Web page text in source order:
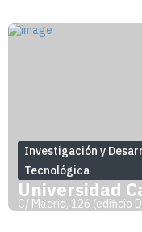
Investigación y
Tecnológica
Universidad
C/ Madrid, 126 (edificio